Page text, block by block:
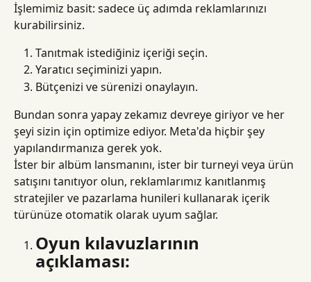
İşlemimiz basit: sadece üç adımda reklamlarınızı
kurabilirsiniz.
Tanıtmak istediğiniz içeriği seçin.
Yaratıcı seçiminizi yapın.
Bütçenizi ve sürenizi onaylayın.
Bundan sonra yapay zekamız devreye giriyor ve her
şeyi sizin için optimize ediyor. Meta'da hiçbir şey
yapılandırmanıza gerek yok.
İster bir albüm lansmanını, ister bir turneyi veya ürün
satışını tanıtıyor olun, reklamlarımız kanıtlanmış
stratejiler ve pazarlama hunileri kullanarak içerik
türünüze otomatik olarak uyum sağlar.
Oyun kılavuzlarının
açıklaması: